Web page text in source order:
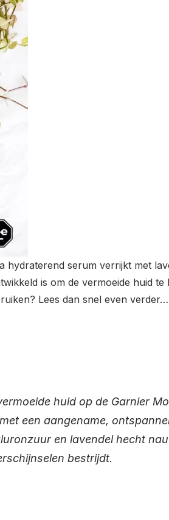
hydraterend serum verrijkt met
is om de vermoeide huid te
Lees dan snel even verder…
huid op de Garnier
een aangename,
en lavendel hecht
bestrijdt.